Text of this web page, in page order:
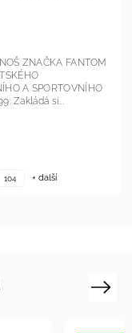
DĚTSKÉ OBLEČENÍ
JE ČESKÝM
OUTDOOROVÉHO,
OBLEČENÍ JIŽ OD
Next